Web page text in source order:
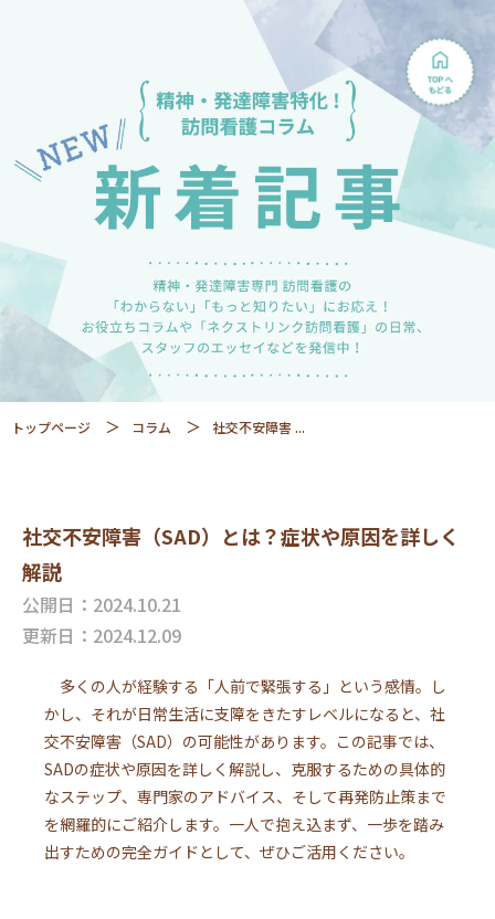
トップページ コラム 社交不安障害 ...
社交不安障害（SAD）とは？症状や原因を詳しく
解説
公開日：2024.10.21
更新日：2024.12.09
多くの人が経験する「人前で緊張する」という感情。し
かし、それが日常生活に支障をきたすレベルになると、社
交不安障害（SAD）の可能性があります。この記事では、
SADの症状や原因を詳しく解説し、克服するための具体的
なステップ、専門家のアドバイス、そして再発防止策まで
を網羅的にご紹介します。一人で抱え込まず、一歩を踏み
出すための完全ガイドとして、ぜひご活用ください。